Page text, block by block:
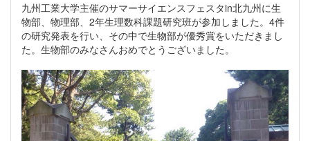
九州工業大学主催のサマーサイエンスフェスタin北九州に生
物部、物理部、2年生理数科課題研究班が参加しました。4件
の研究発表を行い、その中で生物部が優秀賞をいただきまし
た。生物部のみなさんおめでとうございました。